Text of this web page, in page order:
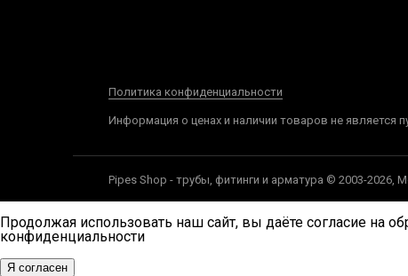
Политика конфиденциальности
Информация о ценах и наличии товаров не является
Pipes Shop - трубы, фитинги и арматура © 2003-2026,
Продолжая использовать наш сайт, вы даёте согласие на
конфиденциальности
Я согласен